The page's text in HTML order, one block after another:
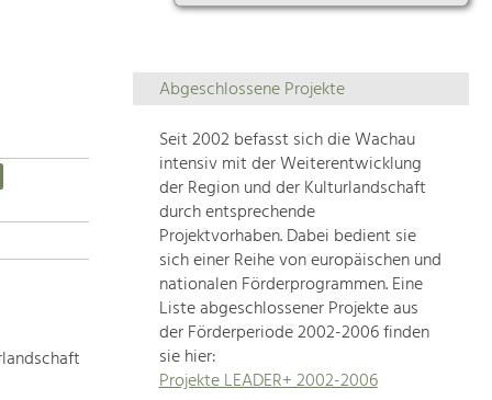
Themenübersicht
Die
Regionalentwicklung
in
unserer
Region
ist
sehr
vielfältig.
Deshalb
geben
wir
hier
Abgeschlossene Projekte
Seit 2002 befasst sich die Wachau
intensiv mit der Weiterentwicklung
der Region und der Kulturlandschaft
durch entsprechende
Projektvorhaben. Dabei bedient sie
sich einer Reihe von europäischen und
nationalen Förderprogrammen. Eine
Liste abgeschlossener Projekte aus
der Förderperiode 2002-2006 finden
sie hier:
Projekte LEADER+ 2002-2006